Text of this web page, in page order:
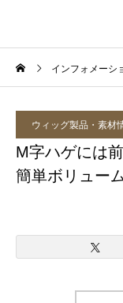
インフォメーシ
ウィッグ製品・素材
M字ハゲには
簡単ボリュー